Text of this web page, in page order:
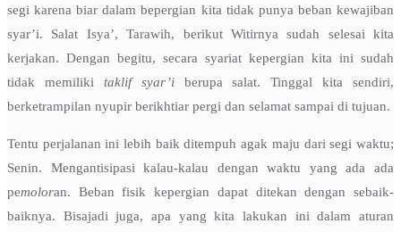
segi karena biar dalam bepergian kita tidak punya beban kewajiban
syar’i. Salat Isya’, Tarawih, berikut Witirnya sudah selesai kita
kerjakan. Dengan begitu, secara syariat kepergian kita ini sudah
tidak memiliki taklif syar’iberupa salat. Tinggal kita sendiri,
berketrampilan nyupir berikhtiar pergi dan selamat sampai di tujuan.
Tentu perjalanan ini lebih baik ditempuh agak maju dari segi waktu;
Senin. Mengantisipasi kalau-kalau dengan waktu yang ada ada
pemoloran. Beban fisik kepergian dapat ditekan dengan sebaik-
baiknya. Bisajadi juga, apa yang kita lakukan ini dalam aturan